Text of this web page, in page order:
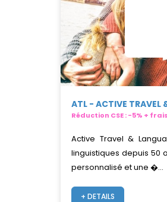
ATL - ACTIVE TRAVEL
Réduction CSE : -5% +
Active Travel &
linguistiques depuis 50
personnalisé et une �...
+ DETAILS